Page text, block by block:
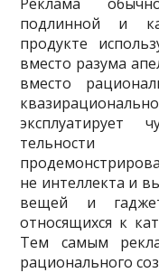
подлинной и
продукте
вместо разума
вместо
эксплуатирует
не интеллекта и
вещей и
относящихся к
Тем самым
рационального